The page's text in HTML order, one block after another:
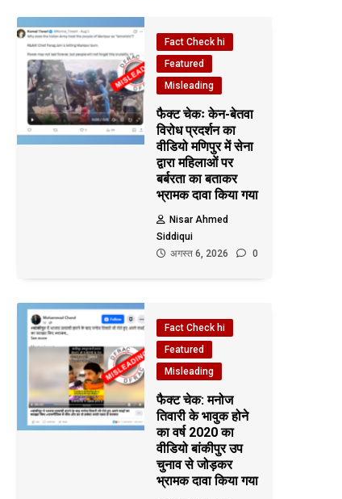
Fact Check hi
Featured
Misleading
फैक्ट चेकः केन-बेतवा
विरोध प्रदर्शन का
वीडियो मणिपुर में सेना
द्वारा महिलाओं पर
बर्बरता का बताकर
भ्रामक दावा किया गया
Nisar Ahmed
Siddiqui
अगस्त 6, 2026
0
Fact Check hi
Featured
Misleading
फैक्ट चेक: मनोज
तिवारी के भावुक होने
का वर्ष 2020 का
वीडियो बांकीपुर उप
चुनाव से जोड़कर
भ्रामक दावा किया गया